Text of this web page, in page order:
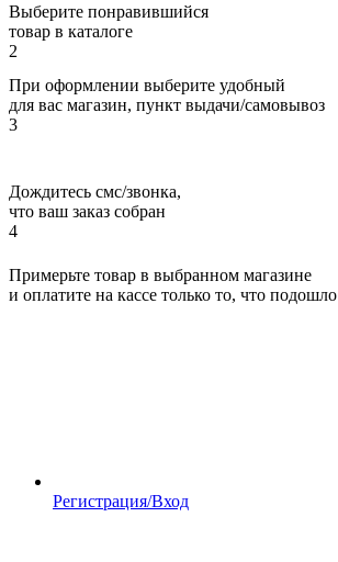
Выберите понравившийся
товар в каталоге
2
При оформлении выберите удобный
для вас магазин, пункт выдачи/самовывоз
3
Дождитесь смс/звонка,
что ваш заказ собран
4
Примерьте товар в выбранном магазине
и оплатите на кассе только то, что подошло
Регистрация/Вход